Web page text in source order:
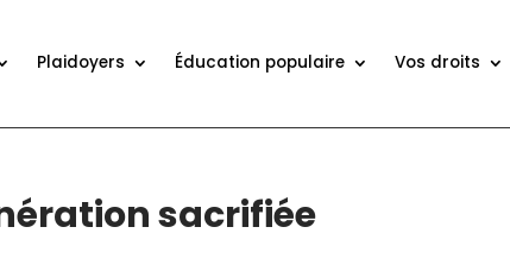
Plaidoyers Éducation populaire Vos droits
sacrifiée